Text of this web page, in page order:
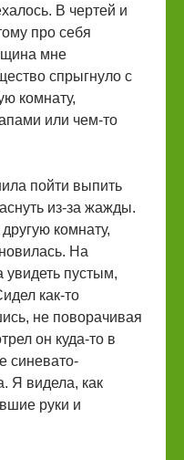
В чертей и
про себя
мне
спрыгнуло с
комнату,
или чем-то
пойти выпить
из-за жажды.
комнату,
На
пустым,
как-то
не поворачивая
он куда-то в
синевато-
Я видела, как
руки и